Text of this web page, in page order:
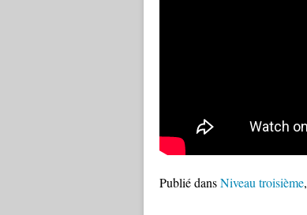
Publié dansNiveau troisième,